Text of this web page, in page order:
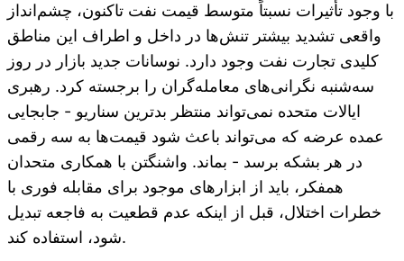
با وجود تأثیرات نسبتاً متوسط ​​قیمت نفت تاکنون، چشم‌انداز
واقعی تشدید بیشتر تنش‌ها در داخل و اطراف این مناطق
کلیدی تجارت نفت وجود دارد. نوسانات جدید بازار در روز
سه‌شنبه نگرانی‌های معامله‌گران را برجسته کرد. رهبری
ایالات متحده نمی‌تواند منتظر بدترین سناریو - جابجایی
عمده عرضه که می‌تواند باعث شود قیمت‌ها به سه رقمی
در هر بشکه برسد - بماند. واشنگتن با همکاری متحدان
همفکر، باید از ابزارهای موجود برای مقابله فوری با
خطرات اختلال، قبل از اینکه عدم قطعیت به فاجعه تبدیل
شود، استفاده کند.